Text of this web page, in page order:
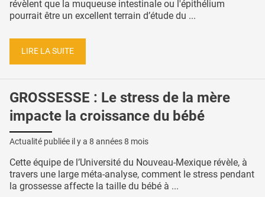
révèlent que la muqueuse intestinale ou l'épithélium
pourrait être un excellent terrain d’étude du ...
LIRE LA SUITE
GROSSESSE : Le stress de la mère
impacte la croissance du bébé
Actualité publiée il y a 8 années 8 mois
Cette équipe de l’Université du Nouveau-Mexique révèle, à
travers une large méta-analyse, comment le stress pendant
la grossesse affecte la taille du bébé à ...